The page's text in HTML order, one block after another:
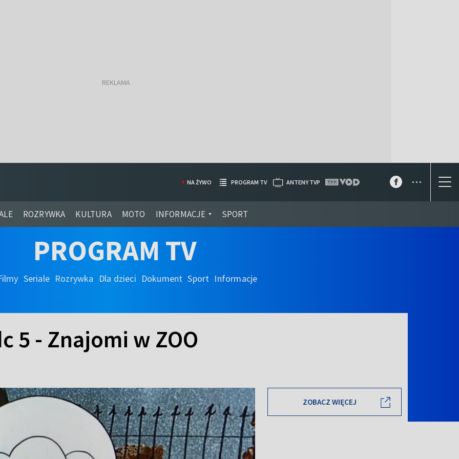
ROZRYWKA KULTURA MOTO INFORMACJE SPORT
NA ŻYWO PROGRAM TV ANTENY TVP ...
PROGRAM TV
Seriale Rozrywka Dla dzieci Dokument Sport Informacje
5 - Znajomi w ZOO
ZOBACZ WIĘCEJ